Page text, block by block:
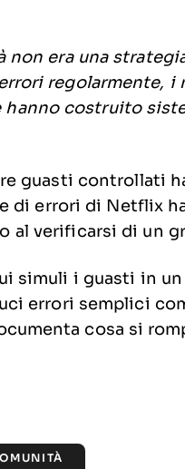
non era una
regolarmente, i
hanno costruito
guasti controllati
di errori di Netflix
al verificarsi di un
simuli i guasti in
errori semplici
cosa si